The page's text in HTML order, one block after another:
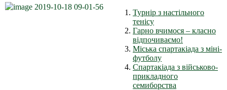
Турнір з настільного
тенісу
Гарно вчимося – класно
відпочиваємо!
Міська спартакіада з міні-
футболу
Спартакіада з військово-
прикладного
семиборства